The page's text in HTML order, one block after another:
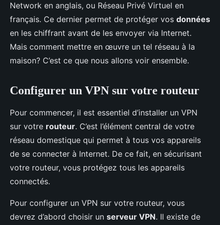
Network en anglais, ou Réseau Privé Virtuel en
français. Ce dernier permet de protéger vos données
en les chiffrant avant de les envoyer via Internet.
Mais comment mettre en œuvre un tel réseau à la
maison? C’est ce que nous allons voir ensemble.
Configurer un VPN sur votre routeur
Pour commencer, il est essentiel d’installer un VPN
sur votre routeur. C’est l’élément central de votre
réseau domestique qui permet à tous vos appareils
de se connecter à Internet. De ce fait, en sécurisant
votre routeur, vous protégez tous les appareils
connectés.
Pour configurer un VPN sur votre routeur, vous
devrez d’abord choisir un serveur VPN. Il existe de